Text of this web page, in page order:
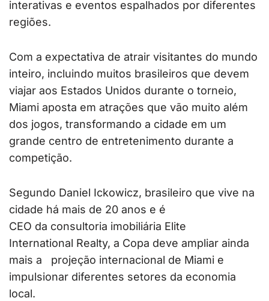
interativas e eventos espalhados por diferentes
regiões.
Com a expectativa de atrair visitantes do mundo
inteiro, incluindo muitos brasileiros que devem
viajar aos Estados Unidos durante o torneio,
Miami aposta em atrações que vão muito além
dos jogos, transformando a cidade em um
grande centro de entretenimento durante a
competição.
Segundo Daniel Ickowicz, brasileiro que vive na
cidade há mais de 20 anos e é
CEO da consultoria imobiliária Elite
International Realty, a Copa deve ampliar ainda
mais a projeção internacional de Miami e
impulsionar diferentes setores da economia
local.